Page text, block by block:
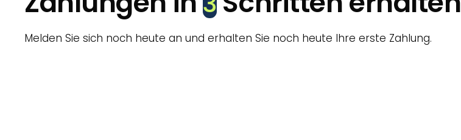
Melden Sie sich noch heute an und erhalten Sie noch heute Ihre erste Zahlung.